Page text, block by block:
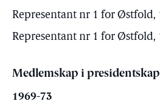
Representant nr 1 for Østfold,
Representant nr 1 for Østfold,
Medlemskap i
1969-73